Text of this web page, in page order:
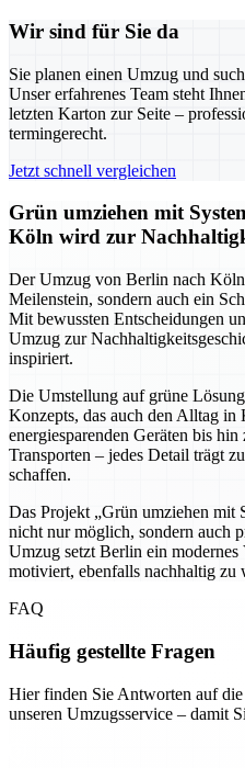
Wir sind für Sie da
Sie planen einen Umzug und
Unser erfahrenes Team steht
letzten Karton zur Seite –
termingerecht.
Jetzt schnell vergleichen
Grün umziehen mit
Köln wird zur
Der Umzug von Berlin nach
Meilenstein, sondern auch ein
Mit bewussten Entscheidungen
Umzug zur
inspiriert.
Die Umstellung auf grüne
Konzepts, das auch den Alltag
energiesparenden Geräten bis
Transporten – jedes Detail trägt
schaffen.
Das Projekt „Grün umziehen mit
nicht nur möglich, sondern auch
Umzug setzt Berlin ein
motiviert, ebenfalls nachhaltig zu
FAQ
Häufig gestellte Fragen
Hier finden Sie Antworten auf
unseren Umzugsservice – damit